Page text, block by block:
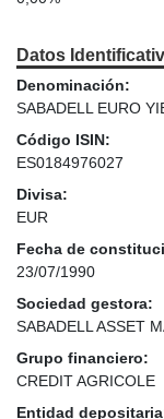
Datos
Denominación:
SABADELL EURO
Código ISIN:
ES0184976027
Divisa:
EUR
Fecha de
23/07/1990
Sociedad gestora:
SABADELL ASSET
Grupo financiero:
CREDIT AGRICOLE
Entidad